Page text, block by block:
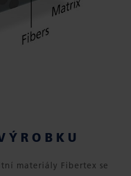
materiály Fibertex se